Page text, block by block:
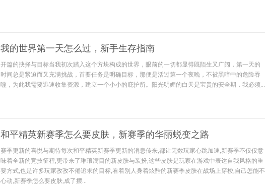
我的世界第一天怎么过，新手生存指南
开篇的抉择与目标当我初次踏入这个方块构成的世界，眼前的一切都显得既陌生又广阔，第一天的
时间总是紧迫而又充满挑战，首要任务是明确目标，那便是活过第一个夜晚，不被黑暗中的危险吞
噬，为此我需要迅速收集资源，建立一个小小的庇护所。阳光明媚的白天是宝贵的安全期，我必须...
和平精英新赛季怎么要皮肤，新赛季的华丽蜕变之路
赛季更新的喜悦与期待每次和平精英新赛季更新的消息传来,都让无数玩家心跳加速,新赛季不仅仅意
味着全新的竞技征程,更带来了琳琅满目的新皮肤与装扮,这些皮肤是玩家在游戏中表达自我风格的重
要方式,也是许多玩家孜孜不倦追求的目标,看着别人身着炫酷的新赛季皮肤在战场上穿梭,自己怎能不
心动,新赛季怎么要皮肤,成了摆...